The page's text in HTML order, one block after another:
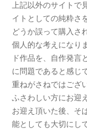
上記以外のサイトで
イトとしての純粋さ
どうか誤って購入さ
個人的な考えになり
ド作品を、自作発言
に問題であると感じ
重ねがさねではござ
ふさわしい方にお迎
お迎え頂いた後、そ
能としても大切にし